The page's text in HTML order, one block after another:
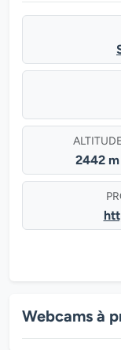
ALTITUDE
2442 m
Webcams à